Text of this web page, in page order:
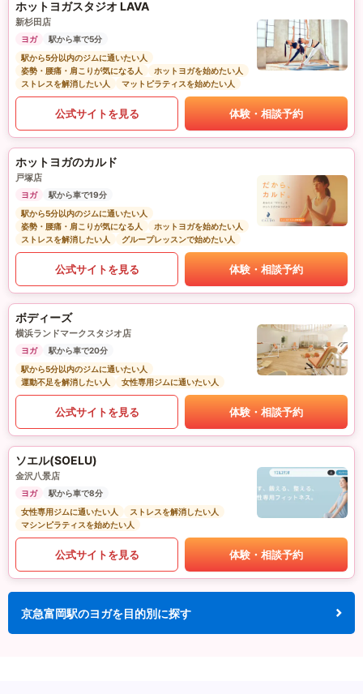
ホットヨガスタジオ LAVA
新杉田店
ヨガ
駅から車で5分
駅から5分以内のジムに通いたい人
姿勢・腰痛・肩こりが気になる人
ホットヨガを始めたい人
ストレスを解消したい人
マットピラティスを始めたい人
公式サイトを見る 体験・相談予約
ホットヨガのカルド
戸塚店
ヨガ
駅から車で19分
駅から5分以内のジムに通いたい人
姿勢・腰痛・肩こりが気になる人
ホットヨガを始めたい人
ストレスを解消したい人
グループレッスンで始めたい人
公式サイトを見る 体験・相談予約
ボディーズ
横浜ランドマークスタジオ店
ヨガ
駅から車で20分
駅から5分以内のジムに通いたい人
運動不足を解消したい人
女性専用ジムに通いたい人
公式サイトを見る 体験・相談予約
ソエル(SOELU)
金沢八景店
ヨガ
駅から車で8分
女性専用ジムに通いたい人
ストレスを解消したい人
マシンピラティスを始めたい人
公式サイトを見る 体験・相談予約
京急富岡駅のヨガを目的別に探す